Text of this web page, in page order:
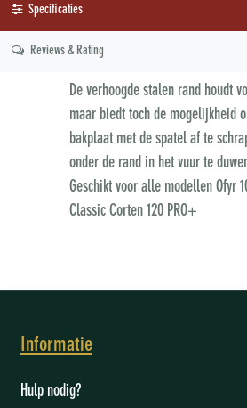
Specificaties
Reviews & Rating
De verhoogde stalen rand houdt
maar biedt toch de mogelijkheid
bakplaat met de spatel af te
onder de rand in het vuur te
Geschikt voor alle modellen Ofyr
Classic Corten 120 PRO+
Informatie
Hulp nodig?